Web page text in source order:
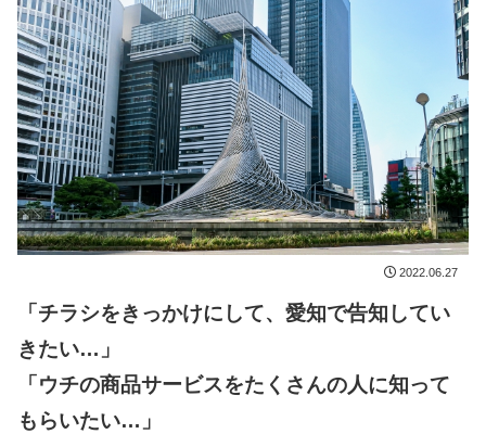
2022.06.27
「チラシをきっかけにして、愛知で告知してい
きたい… 」
「ウチの商品サービスをたくさんの人に知って
もらいたい… 」